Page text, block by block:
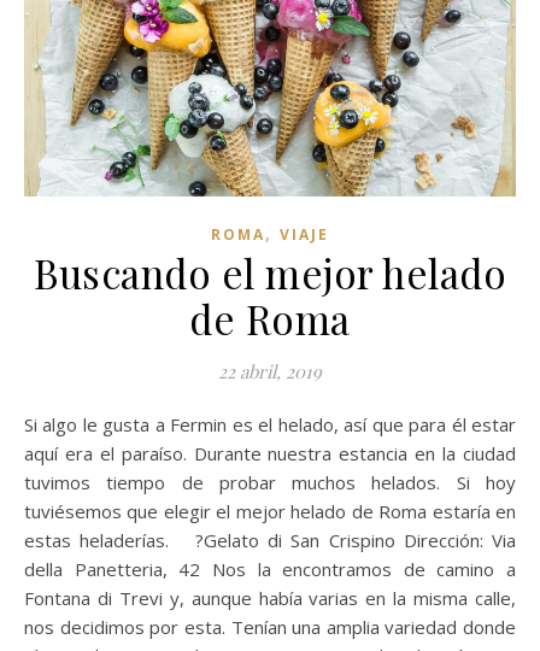
ROMA, VIAJE
Buscando el mejor helado
de Roma
22 abril, 2019
Si algo le gusta a Fermin es el helado, así que para él estar
aquí era el paraíso. Durante nuestra estancia en la ciudad
tuvimos tiempo de probar muchos helados. Si hoy
tuviésemos que elegir el mejor helado de Roma estaría en
estas heladerías. ?Gelato di San Crispino Dirección: Via
della Panetteria, 42 Nos la encontramos de camino a
Fontana di Trevi y, aunque había varias en la misma calle,
nos decidimos por esta. Tenían una amplia variedad donde